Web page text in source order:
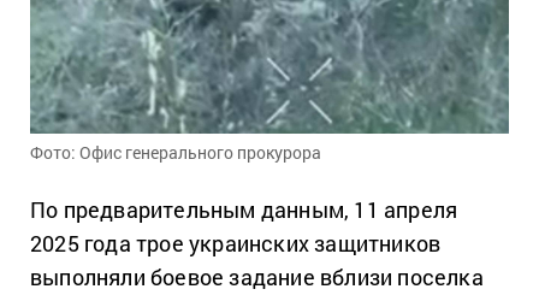
Фото: Офис генерального прокурора
По предварительным данным, 11 апреля
2025 года трое украинских защитников
выполняли боевое задание вблизи поселка